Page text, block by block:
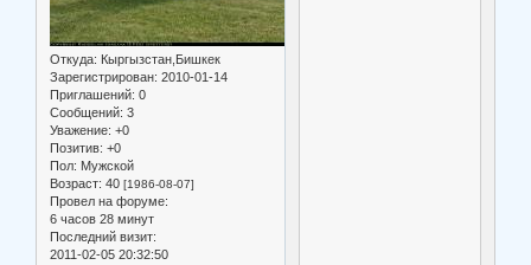
Откуда: Кыргызстан,Бишкек
Зарегистрирован: 2010-01-14
Приглашений: 0
Сообщений: 3
Уважение: +0
Позитив: +0
Пол: Мужской
Возраст: 40 [1986-08-07]
Провел на форуме:
6 часов 28 минут
Последний визит:
2011-02-05 20:32:50